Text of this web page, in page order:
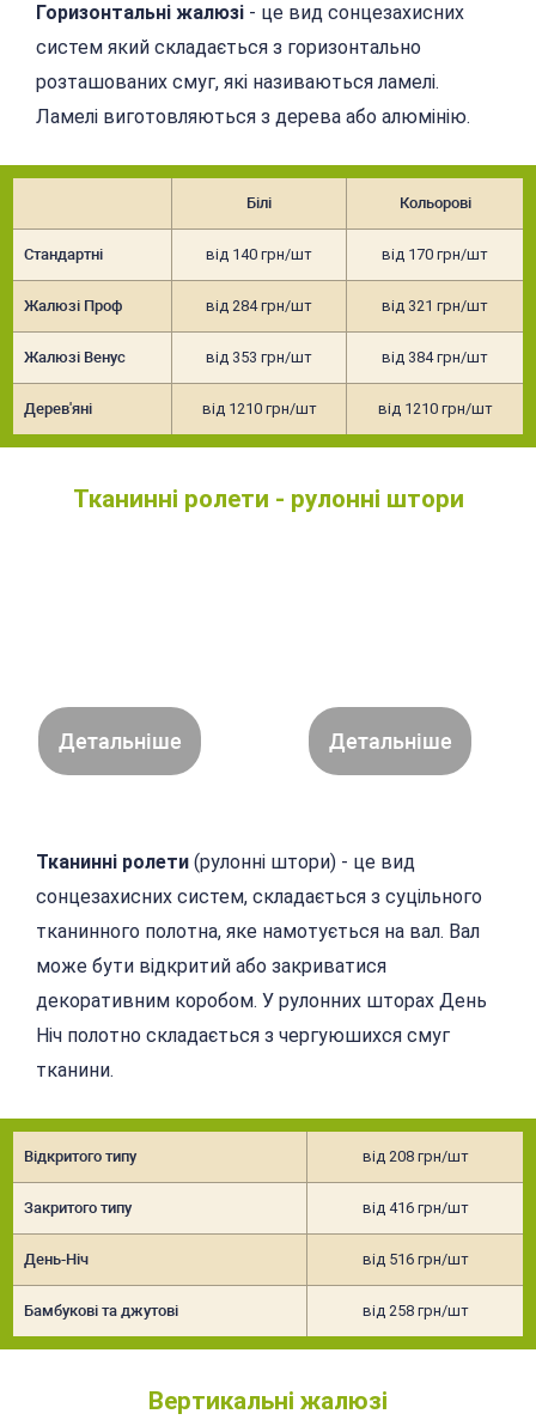
Горизонтальні жалюзі - це вид сонцезахисних
систем який складається з горизонтально
розташованих смуг, які називаються ламелі.
Ламелі виготовляються з дерева або алюмінію.
Білі Кольорові
Стандартні від 140 грн/шт від 170 грн/шт
Жалюзі Проф від 284 грн/шт від 321 грн/шт
Жалюзі Венус від 353 грн/шт від 384 грн/шт
Дерев'яні від 1210 грн/шт від 1210 грн/шт
Тканинні ролети - рулонні штори
Детальніше Детальніше
Тканинні ролети (рулонні штори) - це вид
сонцезахисних систем, складається з суцільного
тканинного полотна, яке намотується на вал. Вал
може бути відкритий або закриватися
декоративним коробом. У рулонних шторах День
Ніч полотно складається з чергуюшихся смуг
тканини.
Відкритого типу від 208 грн/шт
Закритого типу від 416 грн/шт
День-Ніч від 516 грн/шт
Бамбукові та джутові від 258 грн/шт
Вертикальні жалюзі